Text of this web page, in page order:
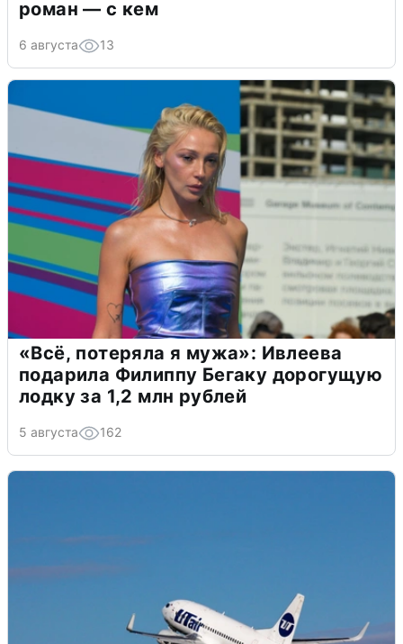
роман — с кем
6 августа 13
«Всё, потеряла я мужа»: Ивлеева
подарила Филиппу Бегаку дорогущую
лодку за 1,2 млн рублей
5 августа 162